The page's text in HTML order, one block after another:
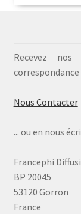
Recevez
Nous Contacter
... ou en nous
Francephi
BP 20045
53120 Gorron
France